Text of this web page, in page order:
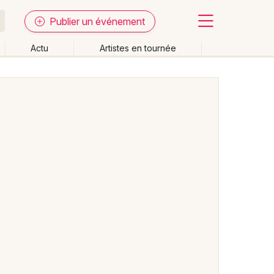
Publier un événement
Actu Artistes en tournée